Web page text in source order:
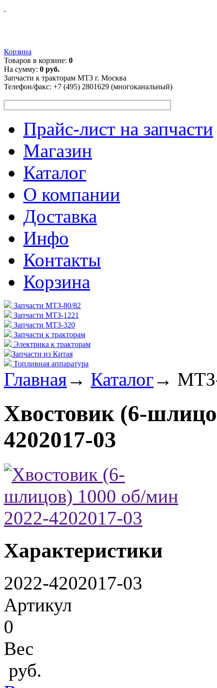
Корзина
Товаров в корзине: 0
На сумму: 0 руб.
Запчасти к тракторам МТЗ г. Москва
Телефон/факс: +7 (495) 2801629 (многоканальный)
Прайс-лист на запчасти
Магазин
Каталог
О компании
Доставка
Инфо
Контакты
Корзина
Запчасти МТЗ-80/82
Запчасти МТЗ-1221
Запчасти МТЗ-320
Запчасти к тракторам
Электрика к тракторам
Запчасти из Китая
Топливная аппаратура
Главная→ Каталог →
Хвостовик (6-
4202017-03
Характеристики
2022-4202017-03
Артикул
0
Вес
руб.